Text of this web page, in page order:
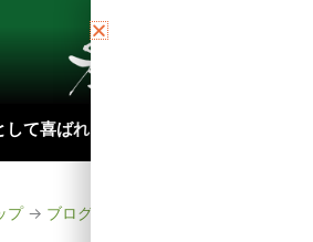
て喜ばれる理由
プ→ ブログ